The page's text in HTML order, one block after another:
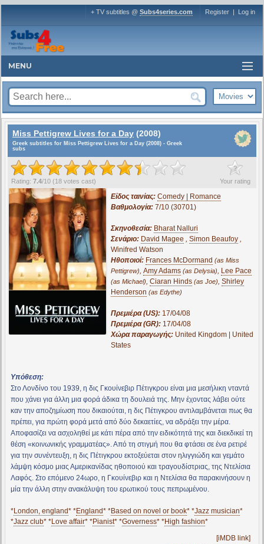
+ TV subtitles @ Subs4series.com Register | Log in
MENU
Miss Pettigrew Lives for a Day (2008)
Greek subtitles for Miss Pettigrew Lives for a Day (2008) - Greek
subs
?
Your rating
Rating: 7.4/10 (18 votes cast)
Είδος ταινίας: Comedy | Romance
Βαθμολογία: 7/10 (30701)
Σκηνοθεσία: Bharat Nalluri
Σενάριο: David Magee , Simon Beaufoy,
Winifred Watson
Ηθοποιοί: Frances McDormand (as Miss
Pettigrew), Amy Adams (as Delysia), Lee Pace
(as Michael), Ciaran Hinds (as Joe), Shirley
Henderson (as Edythe)
Πρεμιέρα (US): 17/04/08
Πρεμιέρα (GR): 17/04/08
Χώρα παραγωγής: United Kingdom | United
States
Υπόθεση:
Στο Λονδίνο του 1939, η δις Γκουίνεβιρ Πέτιγκρου είναι μια μεσήλικη νταντά
που χάνει για άλλη μια φορά άδικα τη δουλειά της. Μην έχοντας λάβει ούτε
καν την αποζημίωση που δικαιούται, η δις Πέτιγκρου αντιλαμβάνεται πως θα
πρέπει, για πρώτη φορά μετά από δύο δεκαετίες, να αδράξει την μέρα.
Αποφασίζει να ασχοληθεί με κάτι πέρα από την ειδικότητά της και διεκδικεί τη
θέση «κοινωνικής γραμματέας». Από τη στιγμή που θα φτάσει σε ένα ρετιρέ
για την συνέντευξη, η δις Πέτιγκρου εκτοξεύεται στον ηλιγγιώδη και γεμάτο
λάμψη κόσμο μιας Αμερικανίδας ηθοποιού και τραγουδίστριας, της Ντελίσια
Λαφός. Στο επόμενο 24ωρο, η Γκουίνεβιρ και η Ντελίσια θα παρακινήσουν η
μία την άλλη στην ανακάλυψη του ερωτικού τους πεπρωμένου.
*London, england* *England* *Based on novel or book* *Jazz musician*
*Jazz club* *Love affair* *Pianist* *Governess* *High fashion*
[iMDB link]